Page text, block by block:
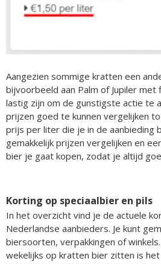
Aangezien sommige kratten een
bijvoorbeeld aan Palm of Jupiler met
lastig zijn om de gunstigste actie te
prijzen goed te kunnen vergelijken
prijs per liter die je in de aanbieding
gemakkelijk prijzen vergelijken en
bier je gaat kopen, zodat je altijd
Korting op speciaalbier en pils
In het overzicht vind je de actuele
Nederlandse aanbieders. Je kunt
biersoorten, verpakkingen of
wekelijks op kratten bier zitten is